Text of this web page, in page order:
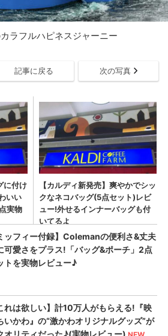
ラフルハピネスジャーニー
記事に戻る 次の写真